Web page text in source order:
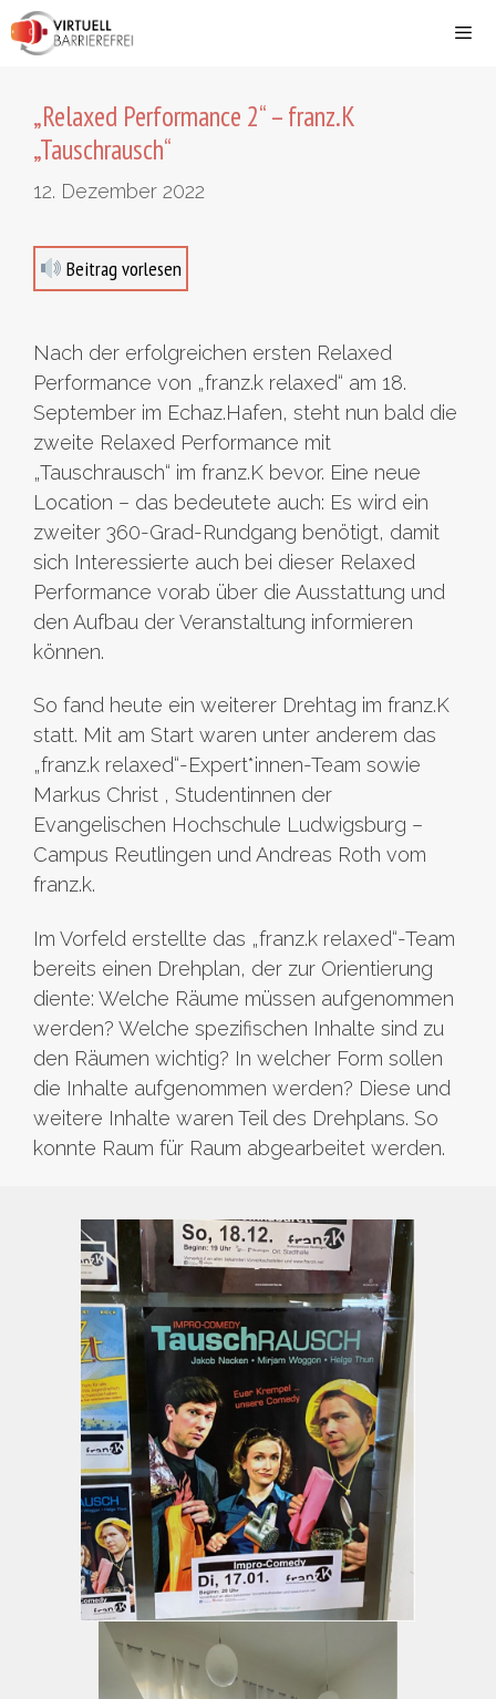
Zum
Inhalt
„Relaxed Performance 2“ – franz.K
„Tauschrausch“
12. Dezember 2022
Beitrag vorlesen
Nach der erfolgreichen ersten Relaxed
Performance von „franz.k relaxed“ am 18.
September im Echaz.Hafen, steht nun bald die
zweite Relaxed Performance mit
„Tauschrausch“ im franz.K bevor. Eine neue
Location – das bedeutete auch: Es wird ein
zweiter 360-Grad-Rundgang benötigt, damit
sich Interessierte auch bei dieser Relaxed
Performance vorab über die Ausstattung und
den Aufbau der Veranstaltung informieren
können.
So fand heute ein weiterer Drehtag im franz.K
statt. Mit am Start waren unter anderem das
„franz.k relaxed“-Expert*innen-Team sowie
Markus Christ , Studentinnen der
Evangelischen Hochschule Ludwigsburg –
Campus Reutlingen und Andreas Roth vom
franz.k.
Im Vorfeld erstellte das „franz.k relaxed“-Team
bereits einen Drehplan, der zur Orientierung
diente: Welche Räume müssen aufgenommen
werden? Welche spezifischen Inhalte sind zu
den Räumen wichtig? In welcher Form sollen
die Inhalte aufgenommen werden? Diese und
weitere Inhalte waren Teil des Drehplans. So
konnte Raum für Raum abgearbeitet werden.